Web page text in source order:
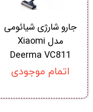
جارو شارژی شیائومی
مدل Xiaomi
Deerma VC811
اتمام موجودی